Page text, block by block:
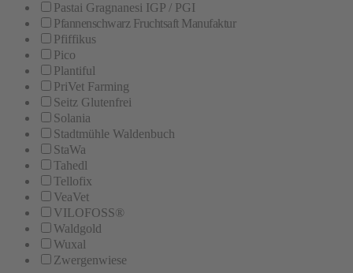
Pastai Gragnanesi IGP / PGI
Pfannenschwarz Fruchtsaft Manufaktur
Pfiffikus
Pico
Plantiful
PriVet Farming
Seitz Glutenfrei
Solania
Stadtmühle Waldenbuch
StaWa
Tahedl
Tellofix
VeaVet
VILOFOSS®
Waldgold
Wuxal
Zwergenwiese